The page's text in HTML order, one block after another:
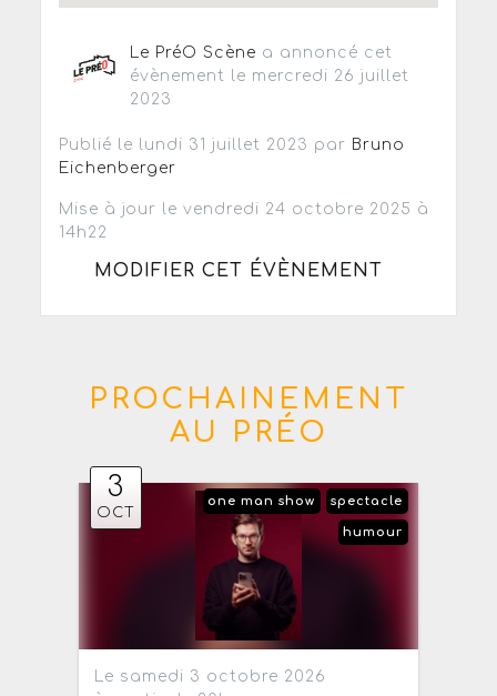
Le PréO Scène a annoncé cet
évènement le mercredi 26 juillet
2023
Publié le lundi 31 juillet 2023 par Bruno
Eichenberger
Mise à jour le vendredi 24 octobre 2025 à
14h22
MODIFIER CET ÉVÈNEMENT
PROCHAINEMENT
AU PRÉO
3
OCT
spectacle
one man show
humour
Le samedi 3 octobre 2026